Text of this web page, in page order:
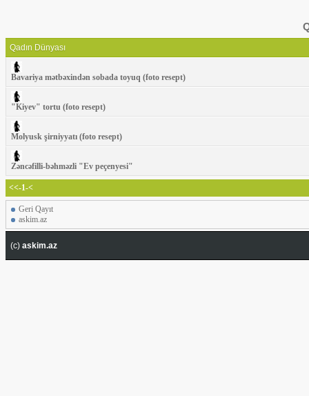
Qadın Dünyası
Bavariya mətbəxindən sobada toyuq (foto resept)
"Kiyev" tortu (foto resept)
Molyusk şirniyyatı (foto resept)
Zəncəfilli-bəhməzli "Ev peçenyesi"
<<-1-<
Geri Qayıt
askim.az
(c) askim.az